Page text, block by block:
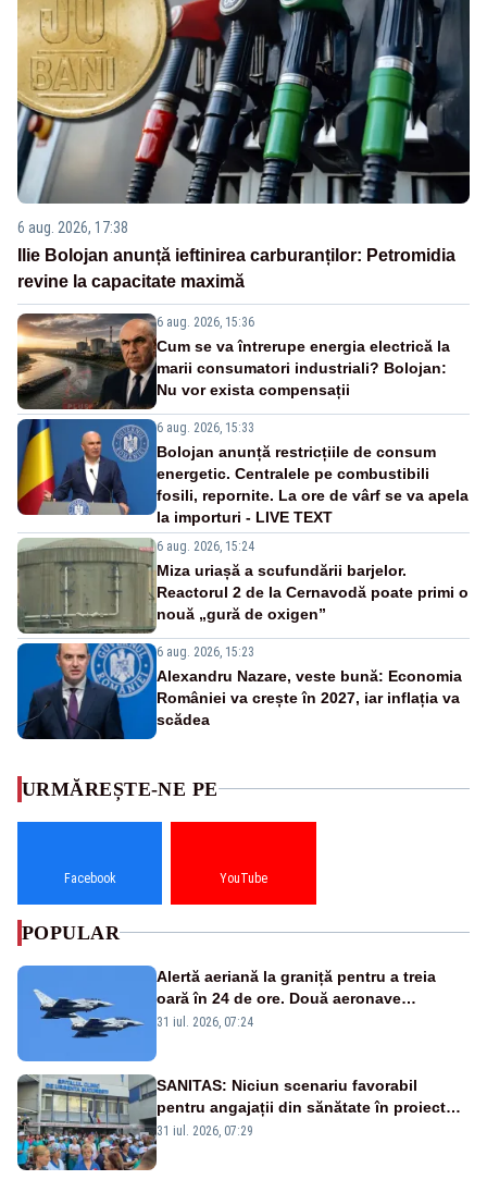
6 aug. 2026, 17:38
Ilie Bolojan anunță ieftinirea carburanților: Petromidia
revine la capacitate maximă
6 aug. 2026, 15:36
Cum se va întrerupe energia electrică la
marii consumatori industriali? Bolojan:
Nu vor exista compensații
6 aug. 2026, 15:33
Bolojan anunță restricțiile de consum
energetic. Centralele pe combustibili
fosili, repornite. La ore de vârf se va apela
la importuri - LIVE TEXT
6 aug. 2026, 15:24
Miza uriașă a scufundării barjelor.
Reactorul 2 de la Cernavodă poate primi o
nouă „gură de oxigen”
6 aug. 2026, 15:23
Alexandru Nazare, veste bună: Economia
României va crește în 2027, iar inflația va
scădea
URMĂREȘTE-NE PE
Facebook YouTube
POPULAR
Alertă aeriană la graniță pentru a treia
oară în 24 de ore. Două aeronave
Eurofighter britanice au fost ridicate de la
31 iul. 2026, 07:24
SANITAS: Niciun scenariu favorabil
pentru angajații din sănătate în proiectul
Legii salarizării
31 iul. 2026, 07:29